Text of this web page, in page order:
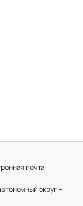
почта:
округ –